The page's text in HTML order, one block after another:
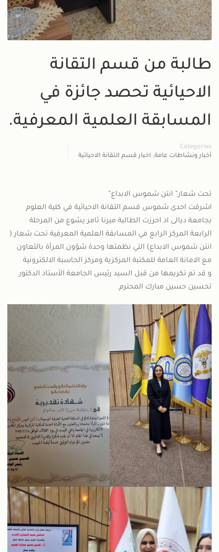
طالبة من قسم التقانة
الاحيائية تحصد جائزة في
المسابقة العلمية المعرفية.
Categories
أخبار ونشاطات عامة, اخبار قسم التقانة الاحيائية
تحت شعار” انتن شموس الابداع”
اشرقت احدى شموس قسم التقانة الاحيائية في كلية العلوم
بجامعة ديالى اذ احرزت الطالبة ميرنا ثامر يشوع من المرحلة
الرابعة المركز الرابع في المسابقة العلمية المعرفية تحت شعار (
انتن شموس الابداع) التي نظمتها وحدة شؤون المرأة بالتعاون
مع الامانة العامة للمكتبة المركزية ومركز الحاسبة الالكترونية
و قد تم تكريمها من قبل السيد رئيس الجامعة الأستاذ الدكتور
تحسين حسين مبارك المحترم.